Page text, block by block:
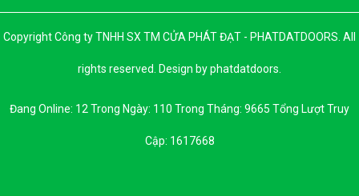
Copyright Công ty TNHH SX TM CỬA PHÁT ĐẠT - PHATDATDOORS. All
rights reserved. Design by phatdatdoors.
Đang Online: 12 Trong Ngày: 110 Trong Tháng: 9665 Tổng Lượt Truy
Cập: 1617668